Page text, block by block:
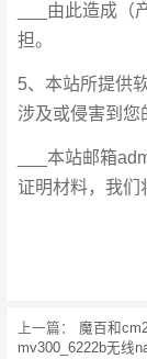
___由此造成（
担。
5、本站所提供
涉及或侵害到您
___本站邮箱
证明材料，我们
上一篇： 魔百和
mv300_6222b无线